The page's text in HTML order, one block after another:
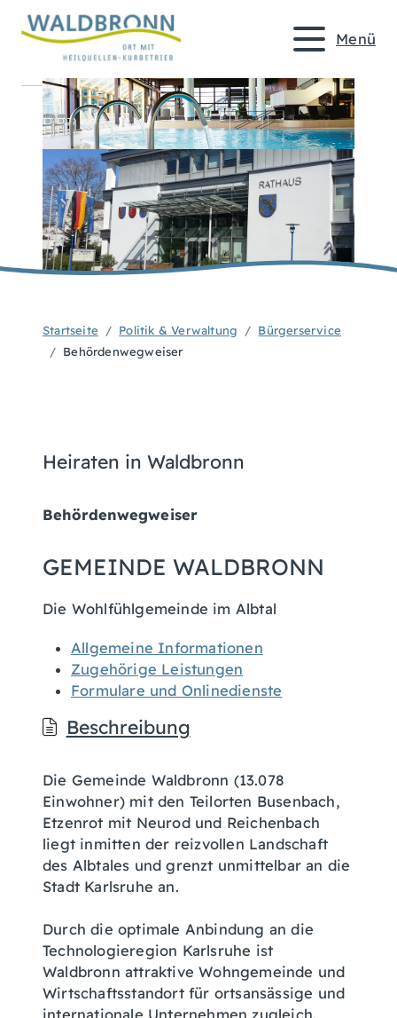
Menü
Startseite Politik & Verwaltung
Bürgerservice
Behördenwegweiser
Heiraten in Waldbronn
Behördenwegweiser
GEMEINDE WALDBRONN
Die Wohlfühlgemeinde im Albtal
Allgemeine Informationen
Zugehörige Leistungen
Formulare und Onlinedienste
Beschreibung
Die Gemeinde Waldbronn (13.078
Einwohner) mit den Teilorten Busenbach,
Etzenrot mit Neurod und Reichenbach
liegt inmitten der reizvollen Landschaft
des Albtales und grenzt unmittelbar an die
Stadt Karlsruhe an.
Durch die optimale Anbindung an die
Technologieregion Karlsruhe ist
Waldbronn attraktive Wohngemeinde und
Wirtschaftsstandort für ortsansässige und